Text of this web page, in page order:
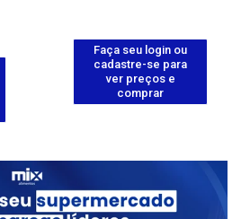
Faça seu login ou
cadastre-se para
ver preços e
comprar